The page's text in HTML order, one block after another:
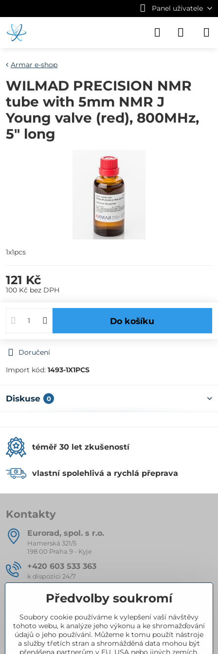
Panel uživatele
Armar e-shop
WILMAD PRECISION NMR
tube with 5mm NMR J
Young valve (red), 800MHz,
5" long
1x1pcs
121 Kč
100 Kč bez DPH
Do košíku
Doručení
Import kód: 1493-1X1PCS
Diskuse 0
téměř 30 let zkušeností
vlastní spolehlivá a rychlá přeprava
Kontakty
Eurorad, spol​. s r​.o​.
Hamerská 321/5
198 00 Praha 9 - Kyje
+420 603 533 363
k dispozici 24/7
eurorad​@seznam​.cz
Kompletní nabídka produktů
Předvolby soukromí
Soubory cookie používáme k vylepšení vaší návštěvy
tohoto webu, k analýze jeho výkonu a ke shromažďování
údajů o jeho používání. Můžeme k tomu použít nástroje
a služby třetích stran a shromážděná data mohou být
přenášena partnerům v EU, USA nebo jiných zemích.